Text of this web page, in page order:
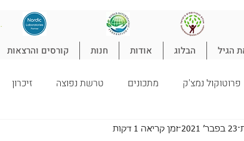
הגיל הבלוג אודות חנות קורסים והרצאות
פרוטוקול נמצ'ק מתכונים טרשת נפוצה זיכרון
ילדים ניקוי רעלים 23 בפבר׳ 2021 זמן קריאה 1 דקות